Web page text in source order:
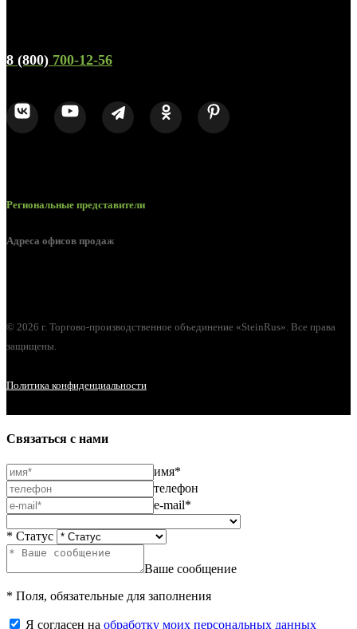
8 (800) 700-12-56
Региональные представители
Адреса офисов продаж
© 2026 г. Торгово-производственное объединение «SteinRus». Все права
защищены.
Политика конфиденциальности
Связаться с нами
имя*
телефон
e-mail*
* Статус
Ваше сообщение
* Поля, обязательные для заполнения
Я согласен на обработку моих персональных данных